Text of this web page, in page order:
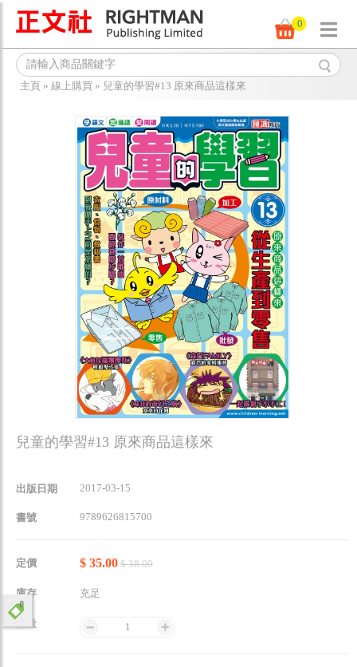
0
主頁 » 線上購買 » 兒童的學習#13 原來商品這樣來
兒童的學習#13 原來商品這樣來
出版日期 2017-03-15
書號 9789626815700
定價 $ 35.00 $ 38.00
庫存 充足
數量 1